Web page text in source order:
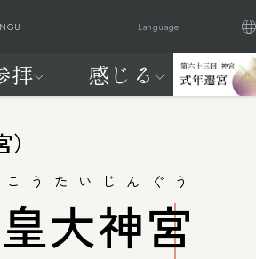
JINGU Language
日本語 English Française繁體中文
つ
い
て
催
し
宮
拝
祷
よく見られているページ
感じる
然
じる
FEEL
JINGU
皇大神宮
こうたいじんぐう